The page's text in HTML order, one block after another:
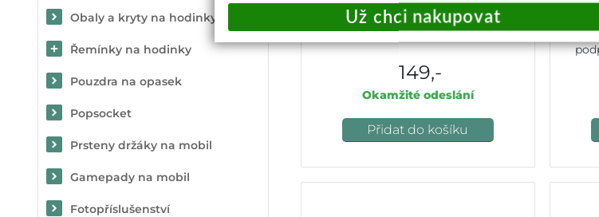
Obaly a kryty na hodinky
Řemínky na hodinky
Pouzdra na opasek
Popsocket
Prsteny držáky na mobil
Gamepady na mobil
Fotopříslušenství
Tvrzené sklo VPDATED na zadní
fotoaparát Samsung S23
149,-
Okamžité odeslání
Přidat do košíku
pro